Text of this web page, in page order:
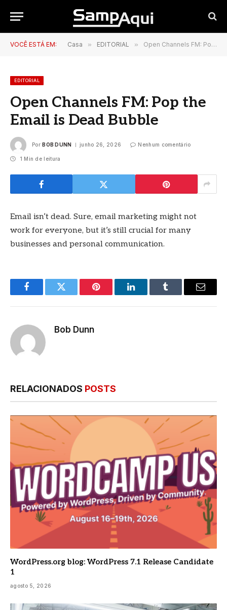
VOCÊ ESTÁ EM: Casa » EDITORIAL » Open Channels FM: Pop the Email is Dead Bubble
EDITORIAL
Open Channels FM: Pop the
Email is Dead Bubble
Por BOB DUNN junho 26, 2026 Nenhum comentário
1 Min de leitura
Email isn’t dead. Sure, email marketing might not
work for everyone, but it’s still crucial for many
businesses and personal communication.
FacebookTwitter Pinterest LinkedInTumblr
E-
Bob Dunn
RELACIONADOS POSTS
WordPress.org blog: WordPress 7.1 Release Candidate
1
agosto 5, 2026